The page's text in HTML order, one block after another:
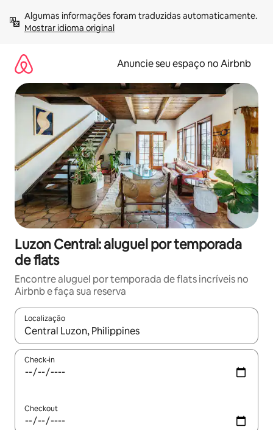
para
Mostrar idioma original
Anuncie seu espaço no Airbnb
Luzon Central: aluguel por temporada
de flats
Encontre aluguel por temporada de flats incríveis no
Airbnb e faça sua reserva
Localização
Quando os resultados estiverem disponíveis, explore-os
Check-in
Checkout